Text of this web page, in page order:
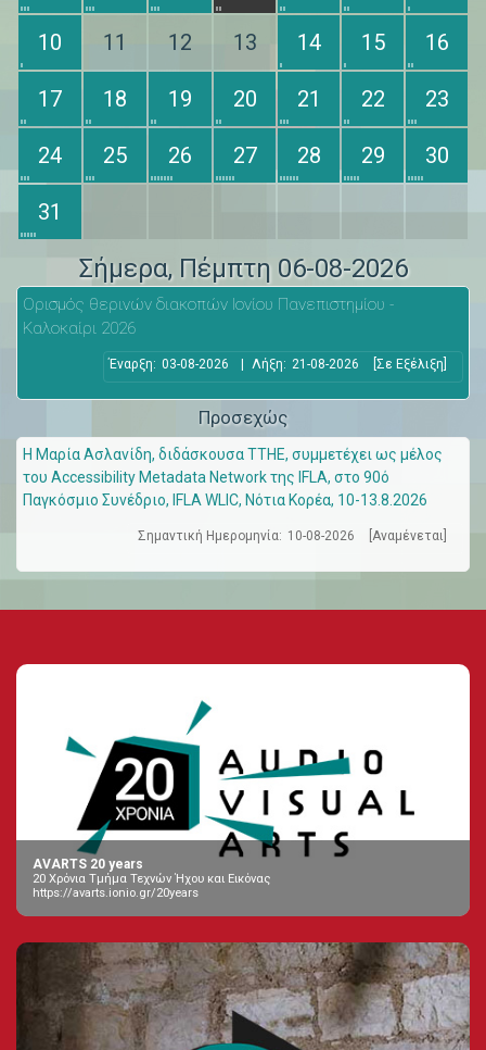
10 11 12 13 14 15 16
17 18 19 20 21 22 23
24 25 26 27 28 29 30
31
Σήμερα, Πέμπτη 06-08-2026
Ορισμός θερινών διακοπών Ιονίου Πανεπιστημίου -
Καλοκαίρι 2026
Έναρξη: 03-08-2026 | Λήξη: 21-08-2026 [Σε Εξέλιξη]
Προσεχώς
Η Μαρία Ασλανίδη, διδάσκουσα ΤΤΗΕ, συμμετέχει ως μέλος
του Accessibility Metadata Network της IFLA, στο 90ό
Παγκόσμιο Συνέδριο, IFLA WLIC, Νότια Κορέα, 10-13.8.2026
Σημαντική Ημερομηνία: 10-08-2026 [Αναμένεται]
AVARTS 20 years
20 Χρόνια Τμήμα Τεχνών Ήχου και Εικόνας
https://avarts.ionio.gr/20years